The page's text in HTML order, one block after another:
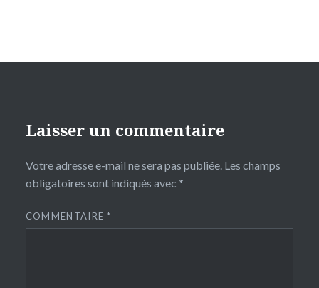
Laisser un commentaire
Votre adresse e-mail ne sera pas publiée. Les champs
obligatoires sont indiqués avec *
COMMENTAIRE*